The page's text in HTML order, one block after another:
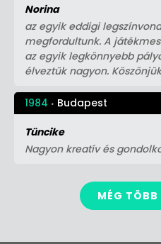
Norina
az egyik eddigi
megfordultunk. A
az egyik legkönnyebb
élveztük nagyon.
1984 Budapest
Tüncike
Nagyon kreatív és
MÉG TÖBB